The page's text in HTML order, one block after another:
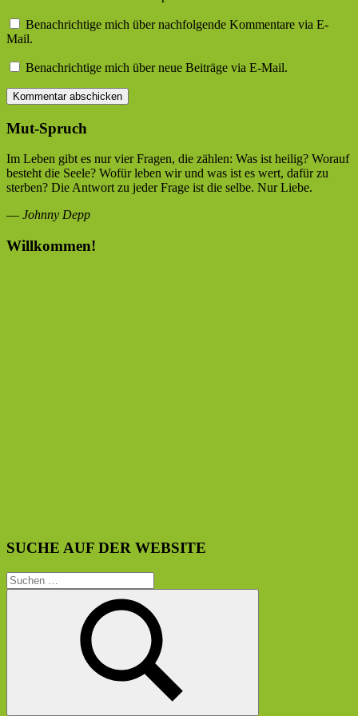
Benachrichtige mich über nachfolgende Kommentare via E-
Mail.
Benachrichtige mich über neue Beiträge via E-Mail.
Mut-Spruch
Im Leben gibt es nur vier Fragen, die zählen: Was ist heilig? Worauf
besteht die Seele? Wofür leben wir und was ist es wert, dafür zu
sterben? Die Antwort zu jeder Frage ist die selbe. Nur Liebe.
— Johnny Depp
Willkommen!
SUCHE AUF DER WEBSITE
Suchen
nach: